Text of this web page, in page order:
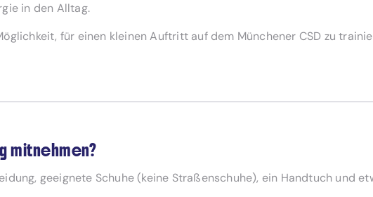
in den Alltag.
für einen kleinen Auftritt auf dem Münchener CSD zu
mitnehmen?
geeignete Schuhe (keine Straßenschuhe), ein Handtuch und